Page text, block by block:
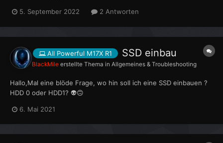
ist furchtbar laut und läuft sehr sehr hoch. der laptop hat auch
ein wärmeproblem, deshalb wurde er prof...
5. September 2022 2 Antworten
All Powerful M17X R1 SSD einbau
BlackMile erstellte Thema in Allgemeines & Troubleshooting
Hallo,Mal eine blöde Frage, wo hin soll ich eine SSD einbauen ?
HDD 0 oder HDD1? 👽🙃
6. Mai 2021